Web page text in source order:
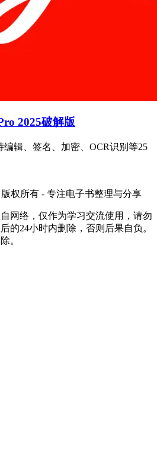
2025破解版
编辑、签名、加密、OCR识别等25
权所有 - 专注电子书整理与分享
网络，仅作为学习交流使用，请勿
的24小时内删除，否则后果自负。
。